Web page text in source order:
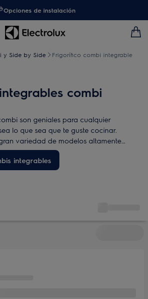
Opciones de instalación
y Side by Side Frigorífico combi integrable
combi
son geniales para cualquier
lo que sea que te guste cocinar.
variedad de modelos altamente
avanzadas tecnologías de
integrables